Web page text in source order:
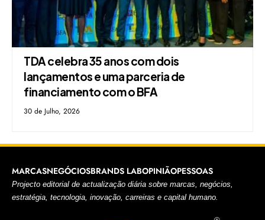
TDA celebra 35 anos com dois
lançamentos e uma parceria de
financiamento com o BFA
30 de Julho, 2026
MARCASNEGÓCIOSBRANDS LABOPINIÃOPESSOAS
Projecto editorial de actualização diária sobre marcas, negócios,
estratégia, tecnologia, inovação, carreiras e capital humano.